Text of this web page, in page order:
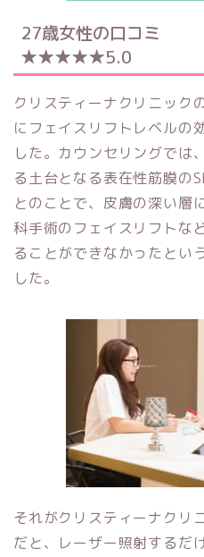
27歳女性の口コミ
★★★★★5.0
クリスティーナクリニック
にフェイスリフトレベルの
した。カウンセリングでは
る土台となる表在性筋膜の
とのことで、皮膚の深い層
科手術のフェイスリフトな
ることができなかったとい
した。
それがクリスティーナクリ
だと、レーザー照射するだ